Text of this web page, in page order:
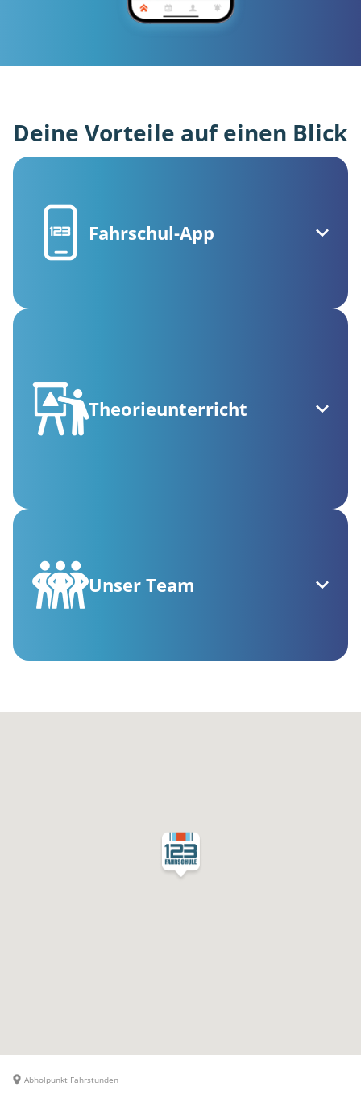
Deine Vorteile auf einen Blick
Fahrschul-App
Theorieunterricht
Unser Team
Abholpunkt Fahrstunden